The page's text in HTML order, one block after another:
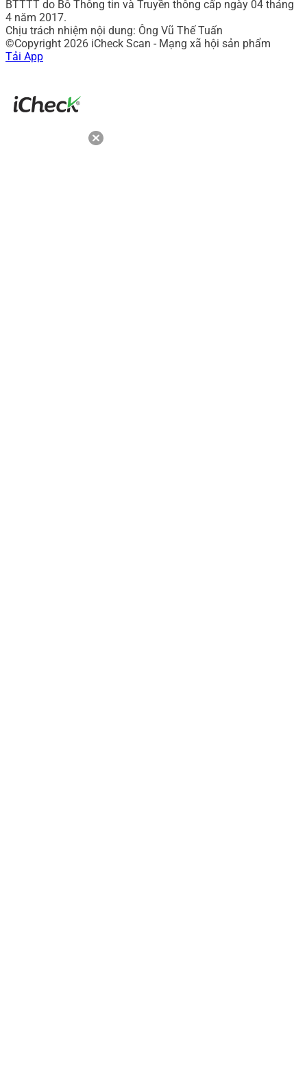
BTTTT do Bô Thông tin và Truyền thông cấp ngày 04 tháng
4 năm 2017.
Chịu trách nhiệm nội dung: Ông Vũ Thế Tuấn
©Copyright 2026 iCheck Scan - Mạng xã hội sản phẩm
Tải App